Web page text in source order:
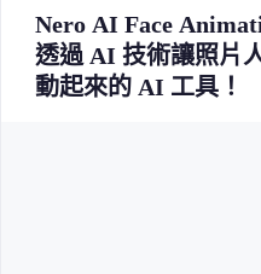
Nero AI Face
透過 AI 技術讓照片
動起來的 AI 工具！